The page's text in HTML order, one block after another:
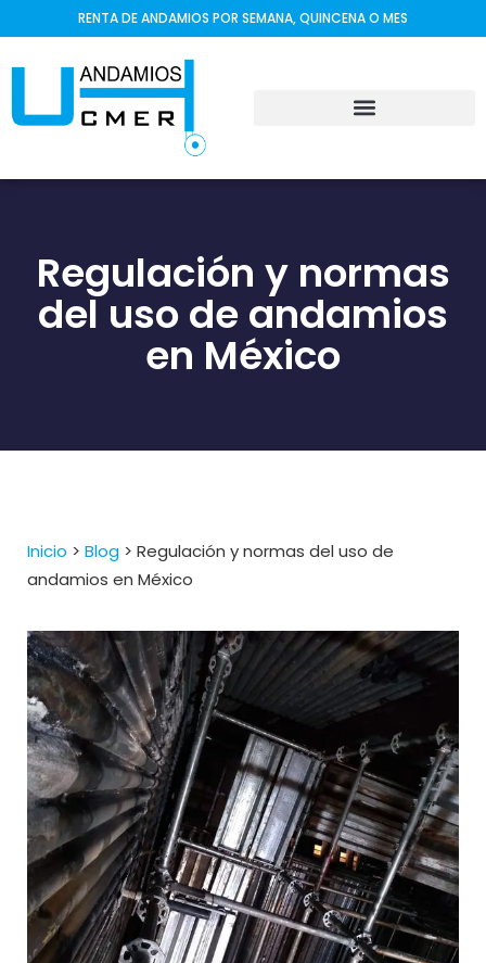
RENTA DE ANDAMIOS POR SEMANA, QUINCENA O MES
Regulación y normas
del uso de andamios
en México
Inicio > Blog > Regulación y normas del uso de
andamios en México